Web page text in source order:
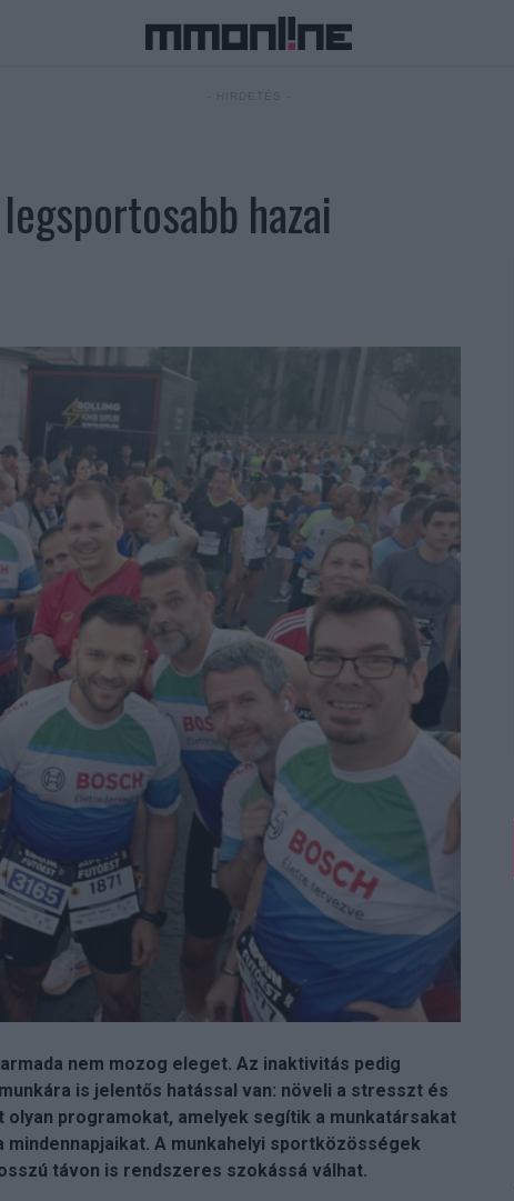
hazai
nem mozog eleget. Az inaktivitás pedig
is jelentős hatással van: növeli a stresszt és
programokat, amelyek segítik a munkatársakat
A munkahelyi sportközösségek
távon is rendszeres szokássá válhat.